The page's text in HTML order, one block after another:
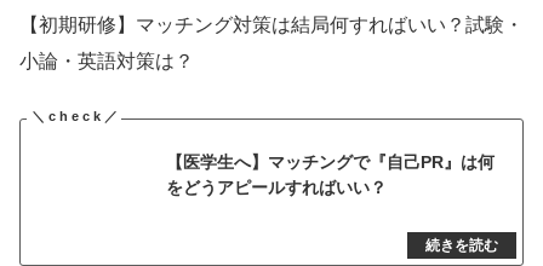
【初期研修】マッチング対策は結局何すればいい？試験・
小論・英語対策は？
【医学生へ】マッチングで『自己PR』は何
をどうアピールすればいい？